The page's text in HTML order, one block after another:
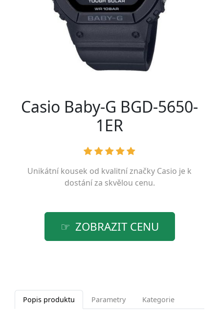
Casio Baby-G BGD-5650-
1ER
Unikátní kousek od kvalitní značky Casio je k
dostání za skvělou cenu.
ZOBRAZIT CENU
Popis produktu Parametry Kategorie